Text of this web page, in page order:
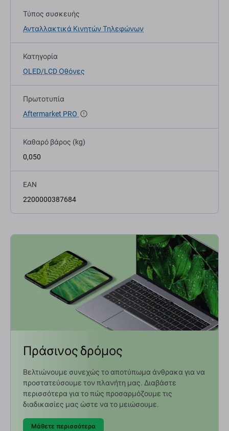
Τύπος συσκευής
Ανταλλακτικά Κινητών Τηλεφώνων
Κατηγορία
OLED/LCD Οθόνες
Πρωτοτυπία
Aftermarket PRO
Καθαρό βάρος (kg)
0,050
EAN
2200000387684
Πράσινος δρόμος
Βελτιώνουμε συνεχώς το αποτύπωμα άνθρακα για να
προστατεύσουμε τον πλανήτη μας. Διαβάστε
περισσότερα για το πώς προσαρμόζουμε τις
διαδικασίες μας ώστε να το μειώσουμε.
Μάθετε περισσότερα